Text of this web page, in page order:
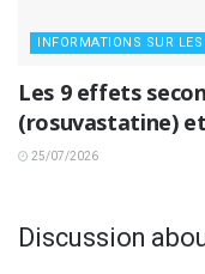
INFORMATIONS SUR
Les 9 effets
(rosuvastatine)
25/07/2026
Discussion